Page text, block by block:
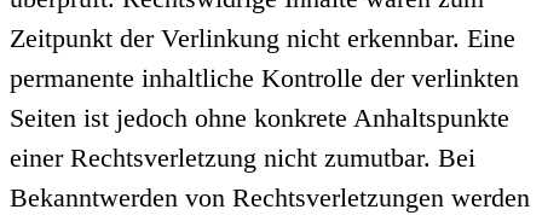
Zeitpunkt der Verlinkung nicht erkennbar. Eine
permanente inhaltliche Kontrolle der verlinkten
Seiten ist jedoch ohne konkrete Anhaltspunkte
einer Rechtsverletzung nicht zumutbar. Bei
Bekanntwerden von Rechtsverletzungen werden